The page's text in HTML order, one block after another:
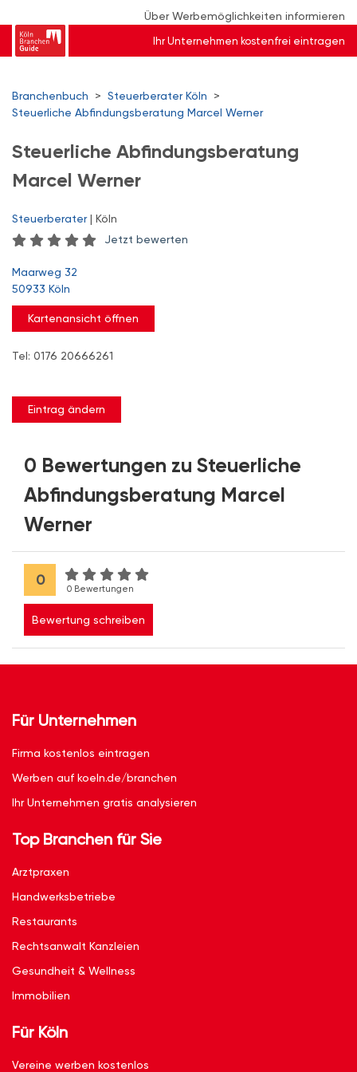
Über Werbemöglichkeiten informieren
Ihr Unternehmen kostenfrei eintragen
Branchenbuch > Steuerberater Köln
>
Steuerliche Abfindungsberatung Marcel Werner
Steuerliche Abfindungsberatung
Marcel Werner
Steuerberater| Köln
Jetzt bewerten
Maarweg 32
50933 Köln
Kartenansicht öffnen
Tel: 0176 20666261
Eintrag ändern
0 Bewertungen zu Steuerliche
Abfindungsberatung Marcel
Werner
0
0 Bewertungen
Bewertung schreiben
Für Unternehmen
Firma kostenlos eintragen
Werben auf koeln.de/branchen
Ihr Unternehmen gratis analysieren
Top Branchen für Sie
Arztpraxen
Handwerksbetriebe
Restaurants
Rechtsanwalt Kanzleien
Gesundheit & Wellness
Immobilien
Für Köln
Vereine werben kostenlos